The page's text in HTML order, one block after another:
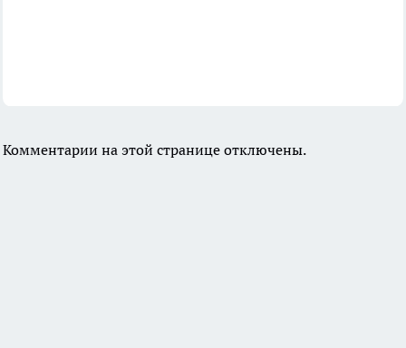
Комментарии на этой странице отключены.